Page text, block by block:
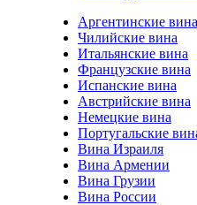
Аргентинские вина
Чилийские вина
Итальянские вина
Французские вина
Испанские вина
Австрийские вина
Немецкие вина
Португальские
Вина Израиля
Вина Армении
Вина Грузии
Вина России